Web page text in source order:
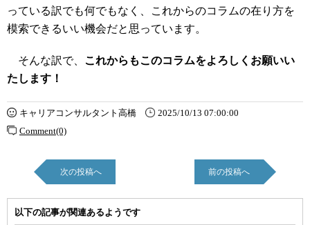
っている訳でも何でもなく、これからのコラムの在り方を
模索できるいい機会だと思っています。
そんな訳で、 これからもこのコラムをよろしくお願いい
たします！
キャリアコンサルタント高橋
2025/10/13 07:00:00
Comment(0)
次の投稿へ 前の投稿へ
以下の記事が関連あるようです